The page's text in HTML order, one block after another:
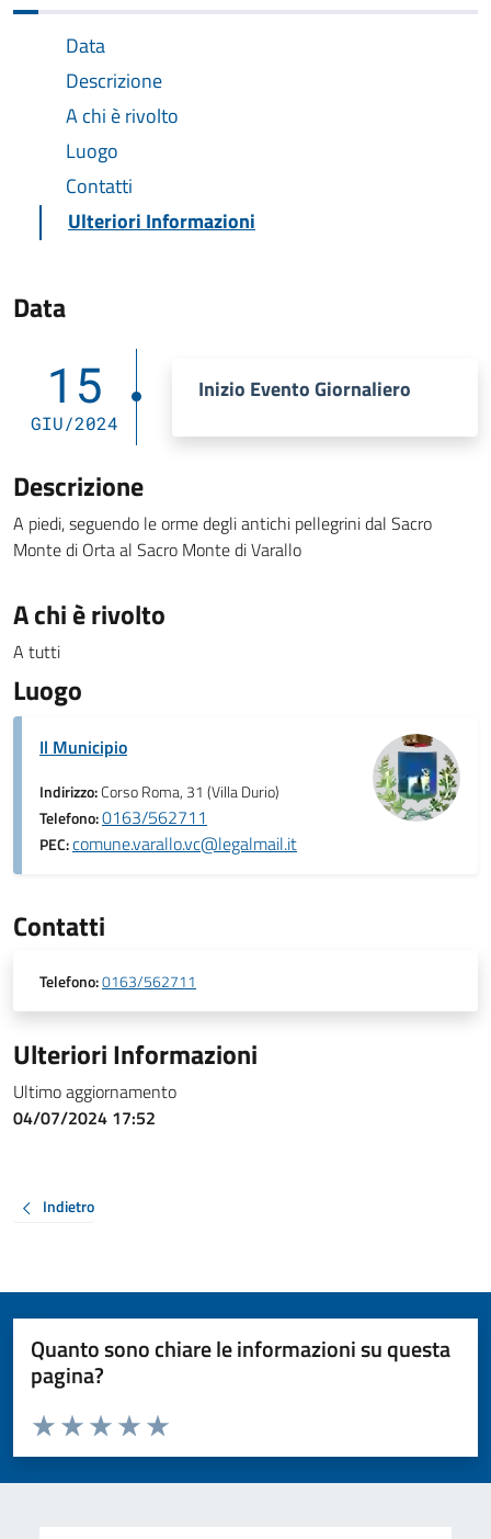
Data
Descrizione
A chi è rivolto
Luogo
Contatti
Ulteriori Informazioni
Data
15
GIU/2024
Inizio Evento Giornaliero
Descrizione
A piedi, seguendo le orme degli antichi pellegrini dal Sacro
Monte di Orta al Sacro Monte di Varallo
A chi è rivolto
A tutti
Luogo
Il Municipio
Indirizzo:Corso Roma, 31 (Villa Durio)
Telefono:0163/562711
PEC:comune.varallo.vc@legalmail.it
Contatti
Telefono:0163/562711
Ulteriori Informazioni
Ultimo aggiornamento
04/07/2024 17:52
Indietro
Quanto sono chiare le informazioni su questa
pagina?
Valuta da 1 a 5 stelle la pagina
Valuta 5 stelle su 5
Valuta 4 stelle su 5
Valuta 3 stelle su 5
Valuta 2 stelle su 5
Valuta 1 stelle su 5